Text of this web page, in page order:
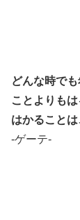
どんな時で
ことよりも
はかることは
-ゲーテ-